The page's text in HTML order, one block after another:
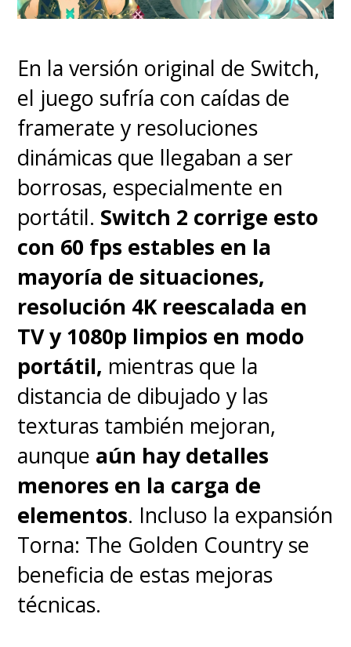
Disponible tanto en Switch 2
LO MALO:
Falta de profundidad y
contenido duradero.
No ofrece mejoras
significativas entre versiones
de consola.
Puede sentirse repetitivo
tras sesiones prolongadas.
En la versión original de Switch,
el juego sufría con caídas de
framerate y resoluciones
dinámicas que llegaban a ser
borrosas, especialmente en
portátil. Switch 2 corrige esto
con 60 fps estables en la
mayoría de situaciones,
resolución 4K reescalada en
TV y 1080p limpios en modo
portátil, mientras que la
distancia de dibujado y las
texturas también mejoran,
aunque aún hay detalles
menores en la carga de
elementos. Incluso la expansión
Torna: The Golden Country se
beneficia de estas mejoras
técnicas.